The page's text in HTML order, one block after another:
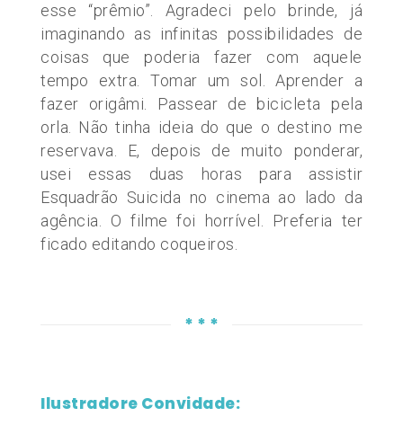
esse “prêmio”. Agradeci pelo brinde, já
imaginando as infinitas possibilidades de
coisas que poderia fazer com aquele
tempo extra. Tomar um sol. Aprender a
fazer origâmi. Passear de bicicleta pela
orla. Não tinha ideia do que o destino me
reservava. E, depois de muito ponderar,
usei essas duas horas para assistir
Esquadrão Suicida no cinema ao lado da
agência. O filme foi horrível. Preferia ter
ficado editando coqueiros.
* * *
Ilustradore Convidade: